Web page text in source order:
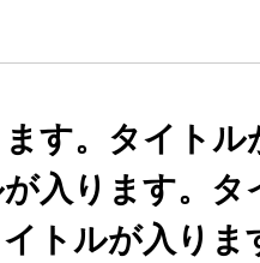
す。タイト
入ります。
トルが入りま